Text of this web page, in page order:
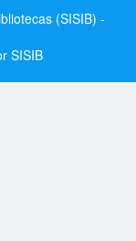
(SISIB) -
SISIB